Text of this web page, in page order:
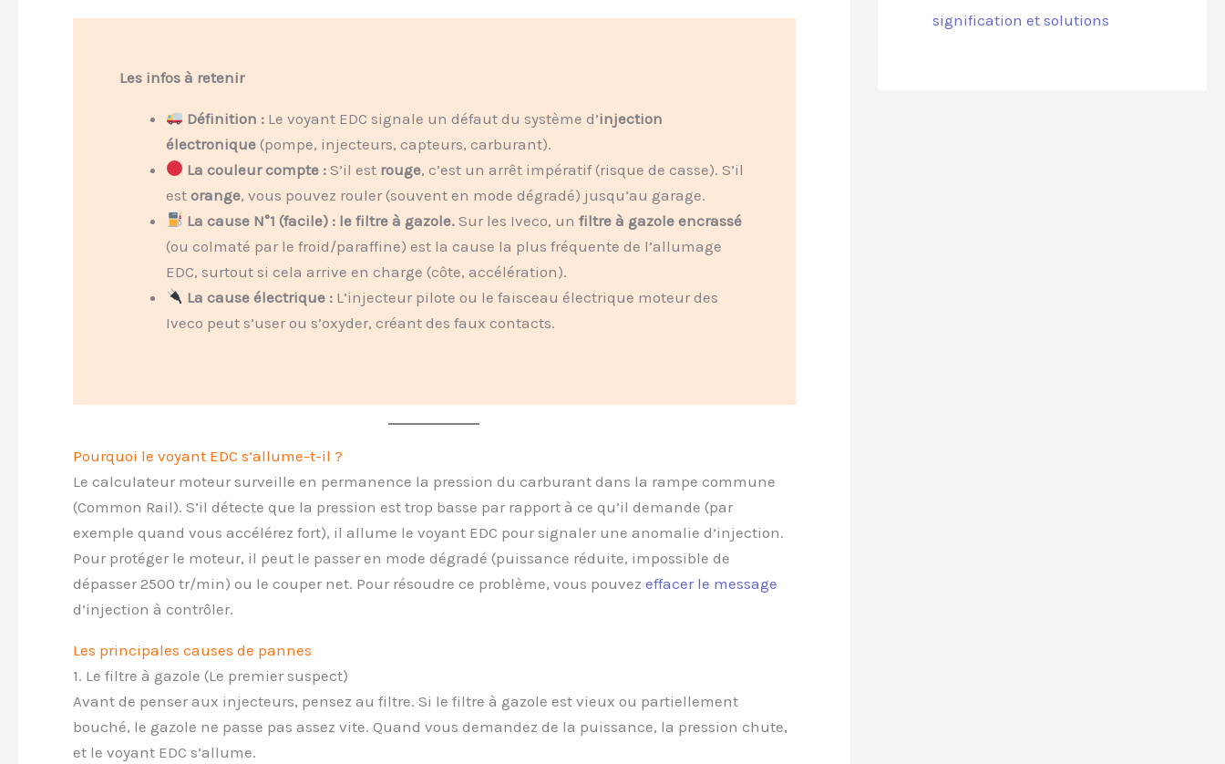
Les infos à retenir
Définition : Le voyant EDC signale un défaut du système d’injection
électronique (pompe, injecteurs, capteurs, carburant).
La couleur compte : S’il est rouge, c’est un arrêt impératif (risque de casse). S’il
est orange, vous pouvez rouler (souvent en mode dégradé) jusqu’au garage.
La cause N°1 (facile) : le filtre à gazole. Sur les Iveco, unfiltre à gazole encrassé
(ou colmaté par le froid/paraffine) est la cause la plus fréquente de l’allumage
EDC, surtout si cela arrive en charge (côte, accélération).
La cause électrique : L’injecteur pilote ou le faisceau électrique moteur des
Iveco peut s’user ou s’oxyder, créant des faux contacts.
Pourquoi le voyant EDC s’allume-t-il ?
Le calculateur moteur surveille en permanence la pression du carburant dans la rampe commune
(Common Rail). S’il détecte que la pression est trop basse par rapport à ce qu’il demande (par
exemple quand vous accélérez fort), il allume le voyant EDC pour signaler une anomalie d’injection.
Pour protéger le moteur, il peut le passer en mode dégradé (puissance réduite, impossible de
dépasser 2500 tr/min) ou le couper net. Pour résoudre ce problème, vous pouvez effacer le message
d’injection à contrôler.
Les principales causes de pannes
1. Le filtre à gazole (Le premier suspect)
Avant de penser aux injecteurs, pensez au filtre. Si le filtre à gazole est vieux ou partiellement
bouché, le gazole ne passe pas assez vite. Quand vous demandez de la puissance, la pression chute,
et le voyant EDC s’allume.
signification et solutions